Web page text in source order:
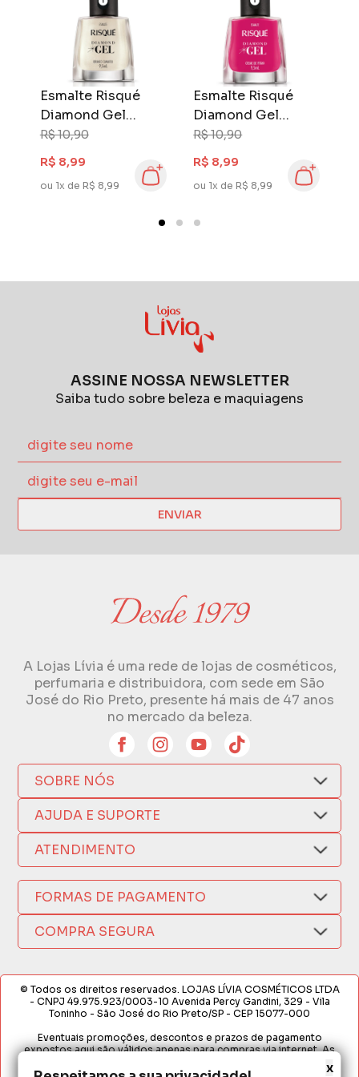
x
linhas de esmaltes do país.
Esmalte Risqué
Diamond Gel
Cremoso 9,5 ml
Branco Camafeu
R$ 10,90
R$ 8,99
ou 1x de R$ 8,99
Esmalte Risqué
Diamond Gel
Cremoso 9,5 ml
Creme de Pitaya
Rosa
R$ 10,90
R$ 8,99
ou 1x de R$ 8,99
ASSINE NOSSA NEWSLETTER
Saiba tudo sobre beleza e maquiagens
ENVIAR
A Lojas Lívia é uma rede de lojas de cosméticos,
perfumaria e distribuidora, com sede em São
José do Rio Preto, presente há mais de 47 anos
no mercado da beleza.
SOBRE NÓS
Quem Somos
Compra Segura
Como Comprar
Nossas Lojas
Política de Privacidade
AJUDA E SUPORTE
Nosso Aplicativo
Trocas e Devoluções
Formas de Pagamento
Fretes e Entregas
Fabricantes
Termos de Compra e Venda
ATENDIMENTO
Fale por WhatsApp
(17) 3209-9595
sacweb@lojaslivia.com.br
FORMAS DE PAGAMENTO
COMPRA SEGURA
© Todos os direitos reservados. LOJAS LÍVIA COSMÉTICOS LTDA
- CNPJ 49.975.923/0003-10 Avenida Percy Gandini, 329 - Vila
Toninho - São José do Rio Preto/SP - CEP 15077-000
Eventuais promoções, descontos e prazos de pagamento
expostos aqui são válidos apenas para compras via internet. As
Loja. É proibida a utilização total ou parcial sem nossa autorização.